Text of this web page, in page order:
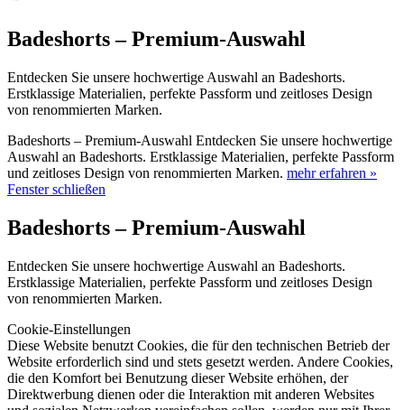
Badeshorts – Premium-Auswahl
Entdecken Sie unsere hochwertige Auswahl an Badeshorts.
Erstklassige Materialien, perfekte Passform und zeitloses Design
von renommierten Marken.
Badeshorts – Premium-Auswahl Entdecken Sie unsere hochwertige
Auswahl an Badeshorts. Erstklassige Materialien, perfekte Passform
und zeitloses Design von renommierten Marken. mehr erfahren »
Fenster schließen
Badeshorts – Premium-Auswahl
Entdecken Sie unsere hochwertige Auswahl an Badeshorts.
Erstklassige Materialien, perfekte Passform und zeitloses Design
von renommierten Marken.
Cookie-Einstellungen
Diese Website benutzt Cookies, die für den technischen Betrieb der
Website erforderlich sind und stets gesetzt werden. Andere Cookies,
die den Komfort bei Benutzung dieser Website erhöhen, der
Direktwerbung dienen oder die Interaktion mit anderen Websites